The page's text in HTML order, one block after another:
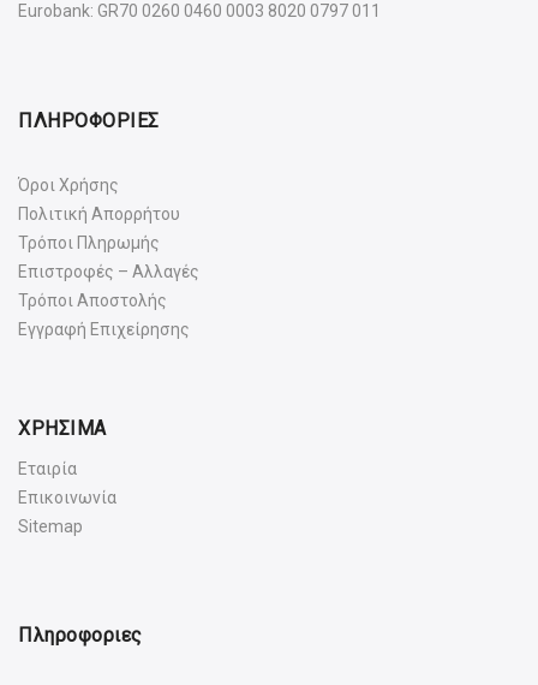
Eurobank: GR70 0260 0460 0003 8020 0797 011
ΠΛΗΡΟΦΟΡΙΕΣ
Όροι Χρήσης
Πολιτική Απορρήτου
Τρόποι Πληρωμής
Επιστροφές – Αλλαγές
Τρόποι Αποστολής
Εγγραφή Επιχείρησης
ΧΡΗΣΙΜΑ
Εταιρία
Επικοινωνία
Sitemap
Πληροφοριες